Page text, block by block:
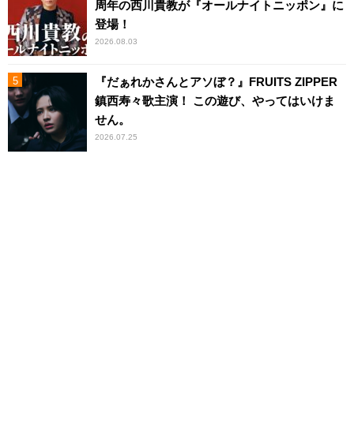
周年の西川貴教が『オールナイトニッポン』に
登場！
2026.08.03
『だぁれかさんとアソぼ？』FRUITS ZIPPER
鎮西寿々歌主演！ この遊び、やってはいけま
せん。
2026.07.25